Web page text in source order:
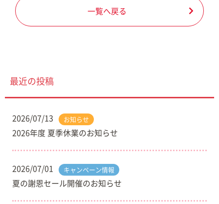
一覧へ戻る
最近の投稿
2026/07/13 お知らせ
2026年度 夏季休業のお知らせ
2026/07/01 キャンペーン情報
夏の謝恩セール開催のお知らせ